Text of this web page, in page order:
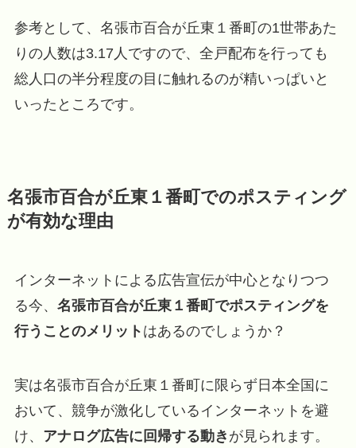
参考として、名張市百合が丘東１番町の1世帯あた
りの人数は3.17人ですので、全戸配布を行っても
総人口の半分程度の目に触れるのが精いっぱいと
いったところです。
名張市百合が丘東１番町でのポスティング
が有効な理由
インターネットによる広告宣伝が中心となりつつ
る今、 名張市百合が丘東１番町でポスティングを
行うことのメリット はあるのでしょうか？
実は名張市百合が丘東１番町に限らず日本全国に
おいて、競争が激化しているインターネットを避
け、 アナログ広告に回帰する動き が見られます。